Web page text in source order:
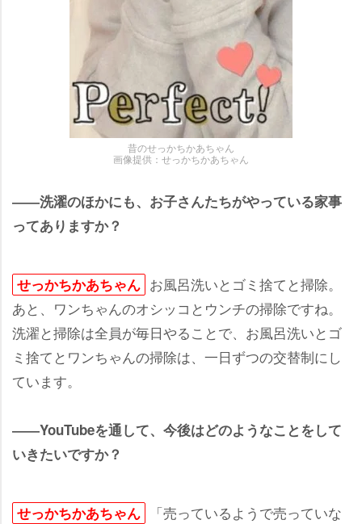
昔のせっかちかあちゃん
画像提供：せっかちかあちゃん
――洗濯のほかにも、お子さんたちがやっている家事
ってありますか？
せっかちかあちゃん お風呂洗いとゴミ捨てと掃除。
あと、ワンちゃんのオシッコとウンチの掃除ですね。
洗濯と掃除は全員が毎日やることで、お風呂洗いとゴ
ミ捨てとワンちゃんの掃除は、一日ずつの交替制にし
ています。
――YouTubeを通して、今後はどのようなことをして
いきたいですか？
せっかちかあちゃん
「売っているようで売っていな